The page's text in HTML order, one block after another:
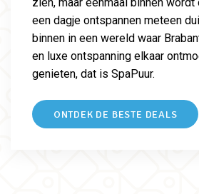
zien, maar eenmaal binnen
een dagje ontspannen meteen
binnen in een wereld waar
en luxe ontspanning elkaar
genieten, dat is SpaPuur.
ONTDEK DE BESTE DEALS